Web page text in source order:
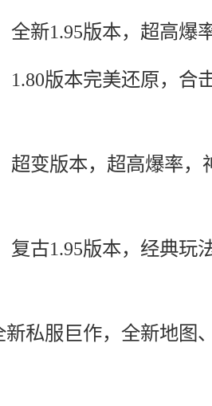
全新1.95版本，超高爆
1.80版本完美还原，合
超变版本，超高爆率
复古1.95版本，经典玩
新私服巨作，全新地图